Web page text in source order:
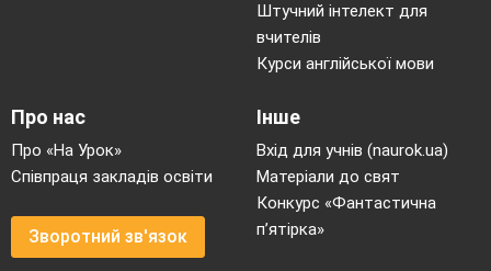
Штучний інтелект для
вчителів
Курси англійської мови
Про нас
Про «На Урок»
Співпраця закладів освіти
Зворотний зв'язок
Інше
Вхід для учнів (naurok.ua)
Матеріали до свят
Конкурс «Фантастична
п’ятірка»